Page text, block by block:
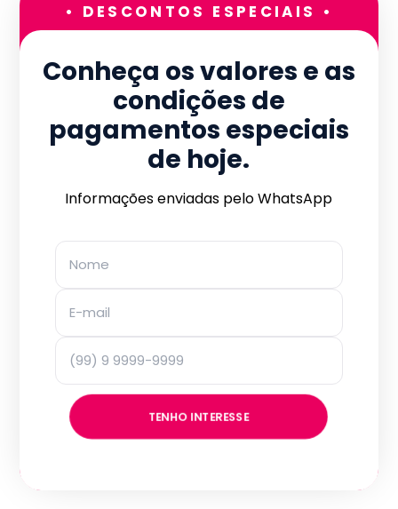
• DESCONTOS ESPECIAIS •
Conheça os valores e as
condições de
pagamentos especiais
de hoje.
Informações enviadas pelo WhatsApp
TENHO INTERESSE